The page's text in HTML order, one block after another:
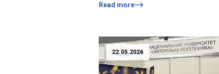
Старченко — психологиня, випускниця
як складний біопсихосоціальний
предмет наукових досліджень;
прокоментувала, як за допомогою
психологічних інтервенцій можна
Read more
22.05.2026